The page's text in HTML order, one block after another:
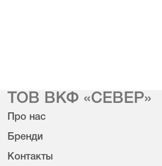
ТОВ ВКФ «СЕВЕР»
Про нас
Бренди
Контакты